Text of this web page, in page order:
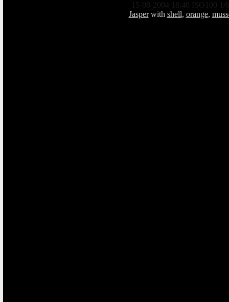
15-08-2004 18:40 ISO100
Jasper with shell, orange,